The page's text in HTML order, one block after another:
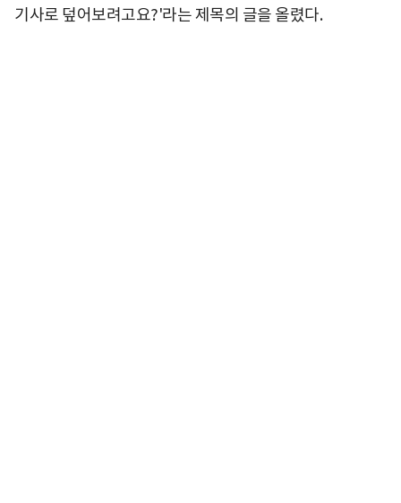
기사로 덮어보려고요?'라는 제목의 글을 올렸다.